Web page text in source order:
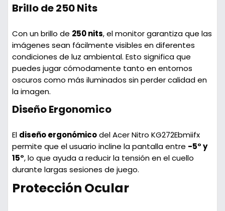
Brillo de 250 Nits
Con un brillo de 250 nits, el monitor garantiza que las
imágenes sean fácilmente visibles en diferentes
condiciones de luz ambiental. Esto significa que
puedes jugar cómodamente tanto en entornos
oscuros como más iluminados sin perder calidad en
la imagen.
Diseño Ergonomico
El diseño ergonómicodel Acer Nitro KG272Ebmiifx
permite que el usuario incline la pantalla entre -5° y
15°, lo que ayuda a reducir la tensión en el cuello
durante largas sesiones de juego.
Protección Ocular